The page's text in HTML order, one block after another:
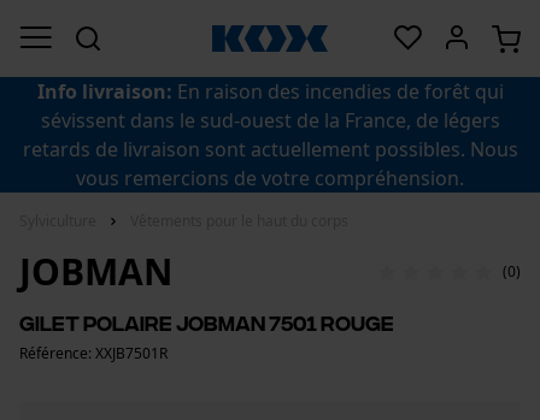
Info livraison: En raison des incendies de forêt qui
sévissent dans le sud-ouest de la France, de légers
retards de livraison sont actuellement possibles. Nous
vous remercions de votre compréhension.
JOBMAN (0)
Gilet polaire Jobman 7501 rouge
Référence: XXJB7501R